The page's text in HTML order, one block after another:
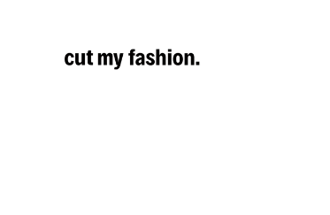
cutmyfashion